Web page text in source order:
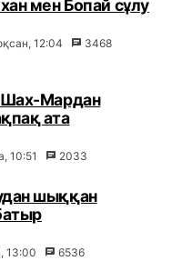
мен Бопай сұлу
12:04 3468
Мардан
ата
10:51 2033
шыққан
13:00 6536